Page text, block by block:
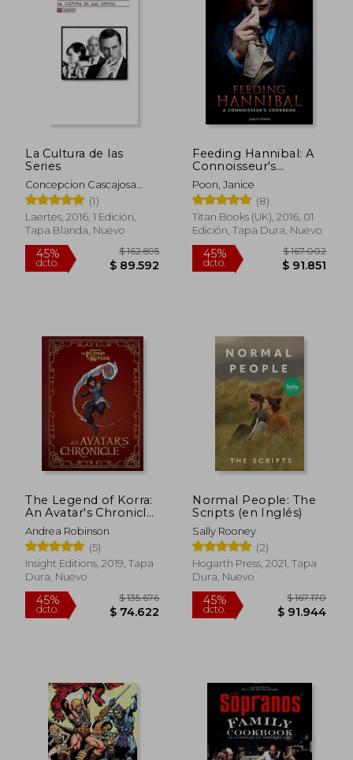
45%
dcto. $ 115.039
45%
dcto.
45%
dcto.
$ 131.645
$ 72.405 dcto.
La Cultura de las
Series
Concepcion Cascajosa
Virino
(1)
Laertes, 2016, 1 Edición,
Tapa Blanda, Nuevo
Feeding Hannibal: A
Connoisseur's
Cookbook (en Inglés)
Poon, Janice
(8)
Titan Books (UK), 2016, 01
Edición, Tapa Dura, Nuevo
The Legend of Korra:
An Avatar's Chronicle
(en Inglés)
Andrea Robinson
(5)
Insight Editions, 2019, Tapa
Dura, Nuevo
Normal People: The
Scripts (en Inglés)
Sally Rooney
(2)
Hogarth Press, 2021, Tapa
Dura, Nuevo